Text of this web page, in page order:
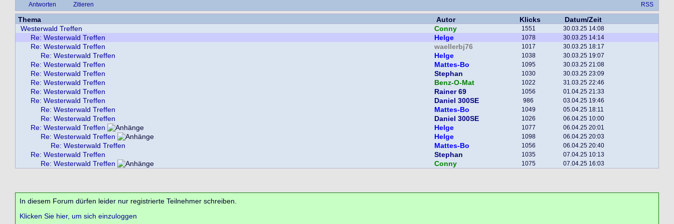
Antworten Zitieren RSS
Thema Autor Klicks
Datum/Zeit
Westerwald Treffen
Conny 1551 30.03.25 14:08
Re: Westerwald Treffen Helge 1078 30.03.25 14:14
Re: Westerwald Treffen waellerbj76 1017 30.03.25 18:17
Re: Westerwald Treffen Helge 1038 30.03.25 19:07
Re: Westerwald Treffen Mattes-Bo 1095 30.03.25 21:08
Re: Westerwald Treffen Stephan 1030 30.03.25 23:09
Re: Westerwald Treffen Benz-O-Mat 1022 31.03.25 22:46
Re: Westerwald Treffen Rainer 69 1056 01.04.25 21:33
Re: Westerwald Treffen Daniel 300SE 986 03.04.25 19:46
Re: Westerwald Treffen Mattes-Bo 1049 05.04.25 18:11
Re: Westerwald Treffen Daniel 300SE 1026 06.04.25 10:00
Re: Westerwald Treffen Helge 1077 06.04.25 20:01
Re: Westerwald Treffen Helge 1098 06.04.25 20:03
Re: Westerwald Treffen Mattes-Bo 1056 06.04.25 20:40
Re: Westerwald Treffen Stephan 1035 07.04.25 10:13
Re: Westerwald Treffen Conny 1075 07.04.25 16:03
In diesem Forum dürfen leider nur registrierte Teilnehmer schreiben.
Klicken Sie hier, um sich einzuloggen